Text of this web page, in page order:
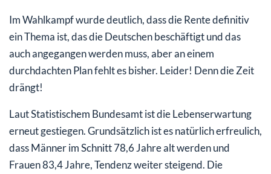
Im Wahlkampf wurde deutlich, dass die Rente definitiv
ein Thema ist, das die Deutschen beschäftigt und das
auch angegangen werden muss, aber an einem
durchdachten Plan fehlt es bisher. Leider! Denn die Zeit
drängt!
Laut Statistischem Bundesamt ist die Lebenserwartung
erneut gestiegen. Grundsätzlich ist es natürlich erfreulich,
dass Männer im Schnitt 78,6 Jahre alt werden und
Frauen 83,4 Jahre, Tendenz weiter steigend. Die